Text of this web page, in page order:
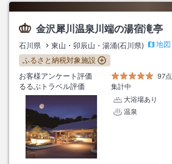
金沢犀川温泉川端の湯宿滝亭
石川県 東山・卯辰山・湯涌(石川県)
地図
ふるさと納税対象施設
お客様アンケート評価
97点
るるぶトラベル評価
集計中
大浴場あり
温泉